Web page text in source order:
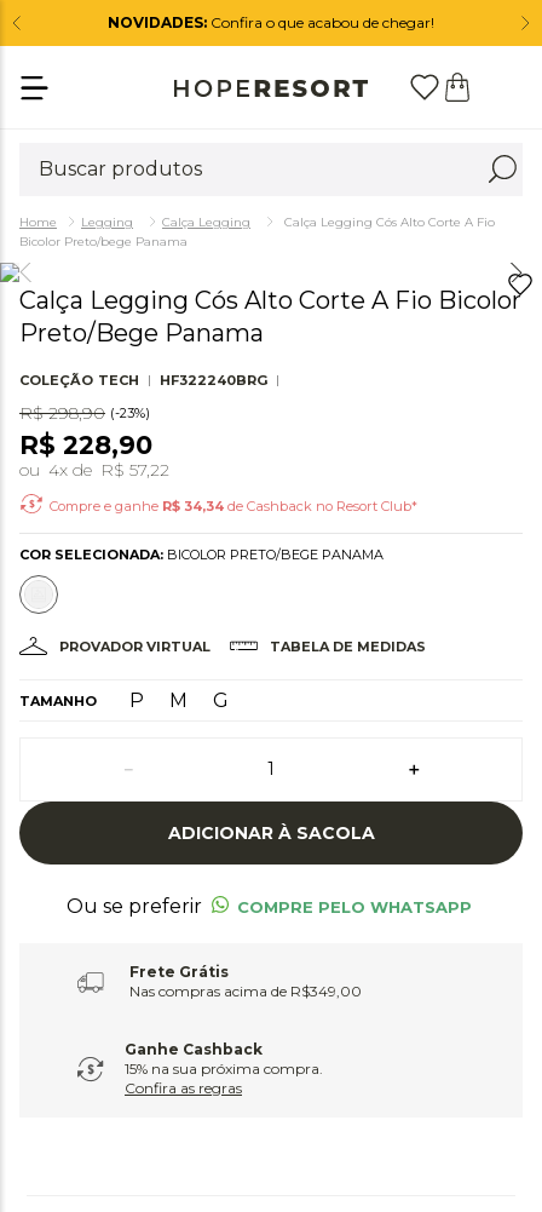
NOVIDADES: Confira o que acabou de chegar!
Legging Calça Legging
Calça Legging Cós Alto Corte A Fio
Bicolor Preto/bege Panama
Calça Legging Cós Alto Corte A Fio Bicolor
Preto/bege Panama
COLEÇÃO TECH HF322240BRG
R$ 298,90 (-23%)
R$ 228,90
ou 4x de R$ 57,22
Compre e ganhe R$ 34,34 de Cashback no Resort Club*
COR SELECIONADA: BICOLOR PRETO/BEGE PANAMA
PROVADOR VIRTUAL TABELA DE MEDIDAS
TAMANHO G
M
P
＋
－
ADICIONAR À SACOLA
Ou se preferir COMPRE PELO WHATSAPP
Frete Grátis
Nas compras acima de R$349,00
Ganhe Cashback
15% na sua próxima compra.
Confira as regras